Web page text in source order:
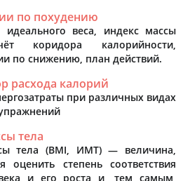
по похудению
идеального веса, индекс массы
коридора калорийности,
по снижению, план действий.
расхода калорий
при различных видах
тела
тела (BMI, ИМТ) — величина,
оценить степень соответствия
и его роста и, тем самым,